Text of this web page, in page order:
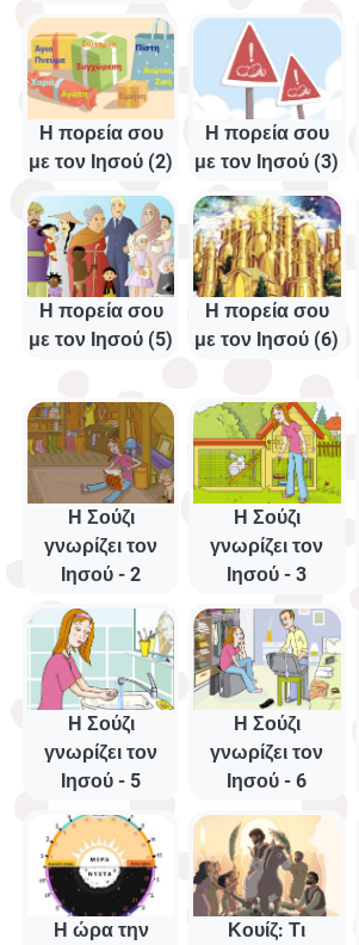
Η πορεία σου
με τον Ιησού (2)
Η πορεία σου
με τον Ιησού (3)
Η πορεία σου
με τον Ιησού (5)
Η πορεία σου
με τον Ιησού (6)
Η Σούζι
γνωρίζει τον
Ιησού - 2
Η Σούζι
γνωρίζει τον
Ιησού - 3
Η Σούζι
γνωρίζει τον
Ιησού - 5
Η Σούζι
γνωρίζει τον
Ιησού - 6
Η ώρα την
Κουίζ: Τι